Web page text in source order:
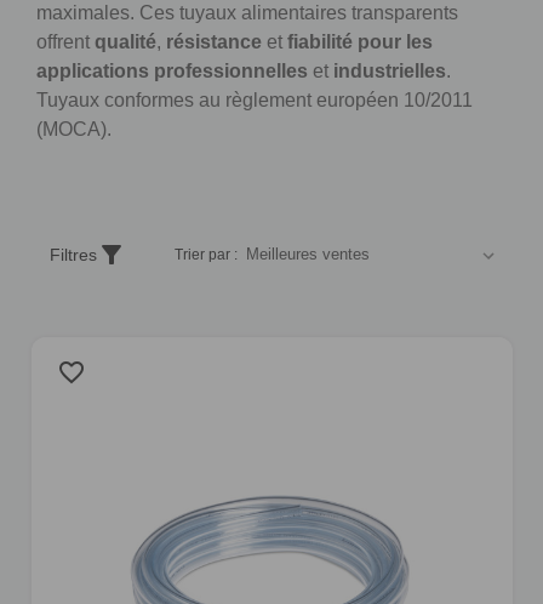
maximales. Ces tuyaux alimentaires transparents
offrent qualité, résistance et fiabilité pour les
applications professionnelles et industrielles.
Tuyaux conformes au règlement européen 10/2011
(MOCA).
Filtresfilter_alt
Trier
Trier par :
favorite_border